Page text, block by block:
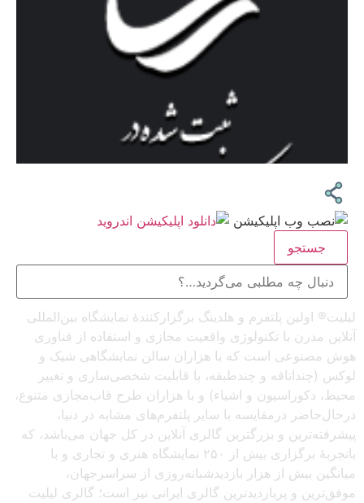
جستجو
لیلیت® اولین پلتفرم و هلدینگ برگزارکنندهٔ نمایشگاه بین‌المللی
آنلاین مدرن با تکنولوژی واقعیت مجازی و استفاده از فناوری
هوش مصنوعی است که با هزاران سالن نمایشگاهی شیک و
لوکس (چنداتاقه و چندطبقه، با قابلیت شخصی‌سازی و تغییر
محیط، دکوراسیون و اشیاء) و با هزاران طرح قاب‌مجازی متنوع،
درحال‌حاضر درمقایسه با سایر پلتفرم‌های مشابه در دنیا،
پیشرفته‌ترین و بزرگترین گالری آنلاین در کل جهان می‌باشد، که
باتجربهٔ برگزاری بیش از ۲۵۰ نمایشگاه هنری و تجاری و با
میانگین بیش از هزار بازدیدشبانه‌روزی از سراسرجهان،
موفق‌ترین و پربازدیدترین گالری ایرانی نیز است؛ گالری لیلیت